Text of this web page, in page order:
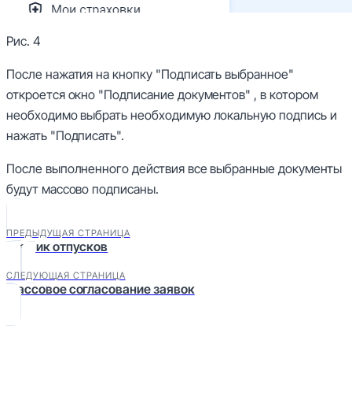
Рис. 4
После нажатия на кнопку "Подписать выбранное"
откроется окно "Подписание документов" , в котором
необходимо выбрать необходимую локальную подпись и
нажать "Подписать".
После выполненного действия все выбранные документы
будут массово подписаны.
ПРЕДЫДУЩАЯ СТРАНИЦА
График отпусков
СЛЕДУЮЩАЯ СТРАНИЦА
Массовое согласование заявок